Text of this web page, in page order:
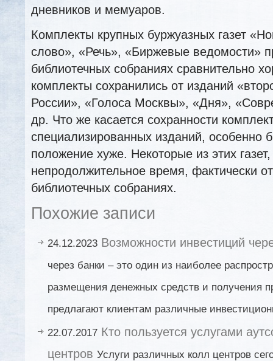
дневников и мемуаров.
Комплекты крупных буржуазных газет
слово», «Речь», «Биржевые ведомости»
библиотечных собраниях сравнительно
комплекты сохранились от изданий
России», «Голоса Москвы», «Дня»,
др. Что же касается сохранности
специализированных изданий, особенно
положение хуже. Некоторые из этих
непродолжительное время, фактически
библиотечных собраниях.
Похожие записи
24.12.2023 Возможности инвестиций
через банки – это один из наиболее
размещения денежных средств и получения
предлагают клиентам различные
22.07.2017 Кто пользуется услугами
центров Услуги различных колл центров